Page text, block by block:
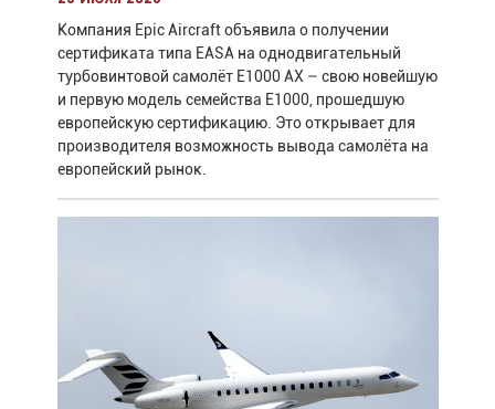
Компания Epic Aircraft объявила о получении
сертификата типа EASA на однодвигательный
турбовинтовой самолёт E1000 AX – свою новейшую
и первую модель семейства E1000, прошедшую
европейскую сертификацию. Это открывает для
производителя возможность вывода самолёта на
европейский рынок.